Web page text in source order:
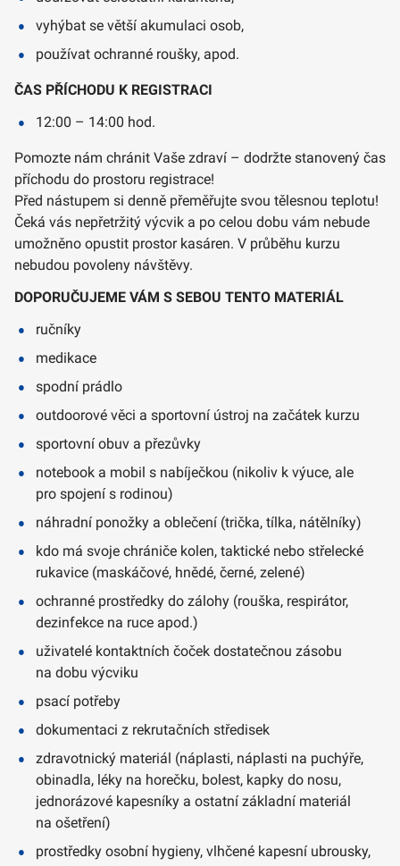
vyhýbat se větší akumulaci osob,
používat ochranné roušky, apod.
ČAS PŘÍCHODU K REGISTRACI
12:00 – 14:00 hod.
Pomozte nám chránit Vaše zdraví – dodržte stanovený čas
příchodu do prostoru registrace!
Před nástupem si denně přeměřujte svou tělesnou teplotu!
Čeká vás nepřetržitý výcvik a po celou dobu vám nebude
umožněno opustit prostor kasáren. V průběhu kurzu
nebudou povoleny návštěvy.
DOPORUČUJEME VÁM S SEBOU TENTO MATERIÁL
ručníky
medikace
spodní prádlo
outdoorové věci a sportovní ústroj na začátek kurzu
sportovní obuv a přezůvky
notebook a mobil s nabíječkou (nikoliv k výuce, ale
pro spojení s rodinou)
náhradní ponožky a oblečení (trička, tílka, nátělníky)
kdo má svoje chrániče kolen, taktické nebo střelecké
rukavice (maskáčové, hnědé, černé, zelené)
ochranné prostředky do zálohy (rouška, respirátor,
dezinfekce na ruce apod.)
uživatelé kontaktních čoček dostatečnou zásobu
na dobu výcviku
psací potřeby
dokumentaci z rekrutačních středisek
zdravotnický materiál (náplasti, náplasti na puchýře,
obinadla, léky na horečku, bolest, kapky do nosu,
jednorázové kapesníky a ostatní základní materiál
na ošetření)
prostředky osobní hygieny, vlhčené kapesní ubrousky,